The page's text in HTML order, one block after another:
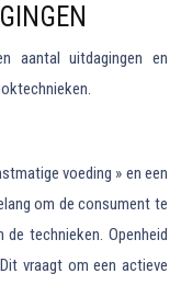
aantal uitdagingen en
voeding » en een
om de consument te
technieken. Openheid
vraagt om een actieve